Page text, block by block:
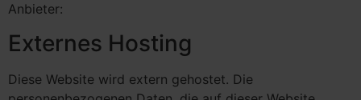
Anbieter:
Externes Hosting
Diese Website wird extern gehostet. Die